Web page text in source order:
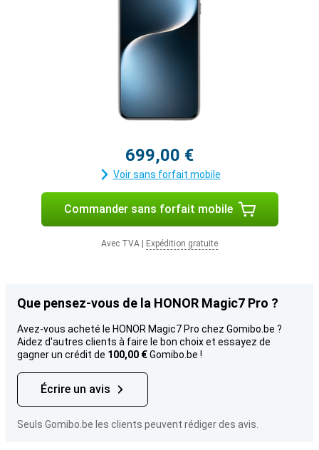
699,00 €
Voir sans forfait mobile
Commander sans forfait mobile
Avec TVA Expédition gratuite
Que pensez-vous de la HONOR Magic7 Pro ?
Avez-vous acheté le HONOR Magic7 Pro chez Gomibo.be ?
Aidez d'autres clients à faire le bon choix et essayez de
gagner un crédit de 100,00 €Gomibo.be !
Écrire un avis
Seuls Gomibo.be les clients peuvent rédiger des avis.